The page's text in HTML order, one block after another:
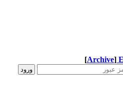
[Archive]